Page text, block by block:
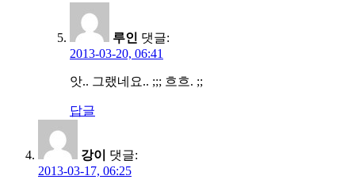
루인 댓글:
2013-03-20, 06:41
앗.. 그랬네요.. ;;; 흐흐. ;;
답글
강이
댓글:
2013-03-17, 06:25